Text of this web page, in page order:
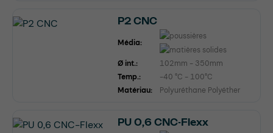
P2 CNC
Média:
Ø int.:
102mm - 350mm
Temp.:
-40 °C - 100°C
Matériau:
Polyuréthane Polyéther
PU 0,6 CNC-Flexx